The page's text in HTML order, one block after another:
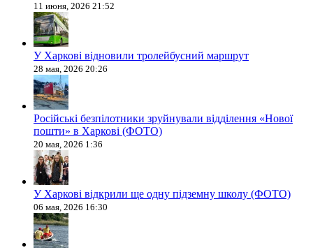
11 июня, 2026 21:52
У Харкові відновили тролейбусний маршрут
28 мая, 2026 20:26
Російські безпілотники зруйнували відділення «Нової
пошти» в Харкові (ФОТО)
20 мая, 2026 1:36
У Харкові відкрили ще одну підземну школу (ФОТО)
06 мая, 2026 16:30